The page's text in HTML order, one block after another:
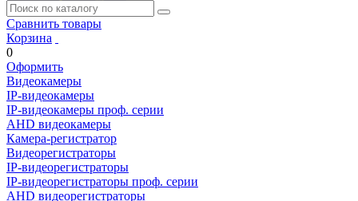
Сравнить товары
Корзина
0
Оформить
Видеокамеры
IP-видеокамеры
IP-видеокамеры проф. серии
AHD видеокамеры
Камера-регистратор
Видеорегистраторы
IP-видеорегистраторы
IP-видеорегистраторы проф. серии
AHD видеорегистраторы